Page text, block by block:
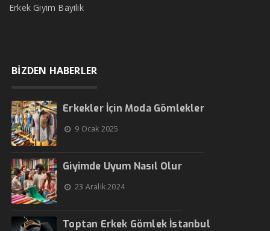
Erkek Giyim Bayilik
BİZDEN HABERLER
Erkekler İçin Moda Gömlekler
9 Ocak 2025
Giyimde Uyum Nasıl Olur
23 Aralık 2024
Toptan Erkek Gömlek İstanbul